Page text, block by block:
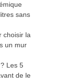
sans
choisir la
un mur
Les 5
de le